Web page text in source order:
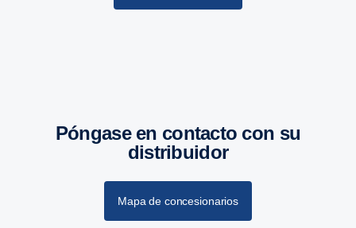
Póngase en contacto con su
distribuidor
Mapa de concesionarios